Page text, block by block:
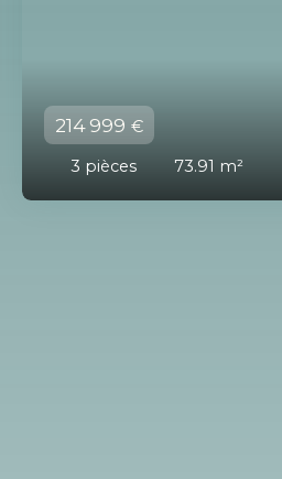
214 999 €
3 pièces 73.91 m²